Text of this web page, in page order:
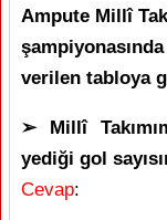
Ampute Millî
verilen tabloya
➢ Millî
yediği gol
Cevap: